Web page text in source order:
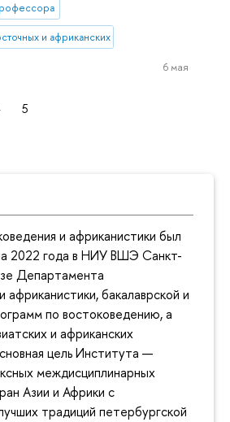
и африканистики был
2022 года в НИУ ВШЭ Санкт-
Департамента
африканистики, бакалаврской и
по востоковедению, а
и африканских
цель Института —
междисциплинарных
Азии и Африки с
традиций петербургской
и африканских исследований
6 мая
5